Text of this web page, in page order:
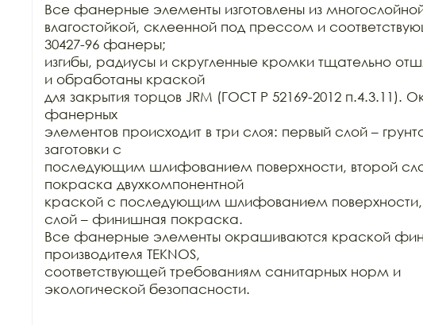
Все фанерные элементы изготовлены из
влагостойкой, склеенной под прессом и
30427-96 фанеры;
изгибы, радиусы и скругленные кромки тщательно
и обработаны краской
для закрытия торцов JRM (ГОСТ Р 52169-2012 п.4.3.11).
фанерных
элементов происходит в три слоя: первый слой –
заготовки с
последующим шлифованием поверхности, второй
покраска двухкомпонентной
краской с последующим шлифованием поверхности,
слой – финишная покраска.
Все фанерные элементы окрашиваются краской
производителя TEKNOS,
соответствующей требованиям санитарных норм и
экологической безопасности.